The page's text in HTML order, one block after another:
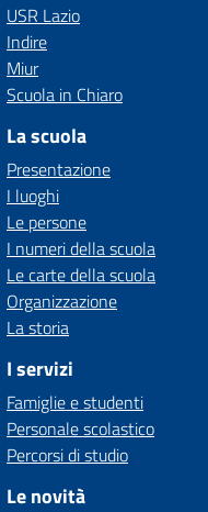
USR Lazio
Indire
Miur
Scuola in Chiaro
La scuola
Presentazione
I luoghi
Le persone
I numeri della scuola
Le carte della scuola
Organizzazione
La storia
I servizi
Famiglie e studenti
Personale scolastico
Percorsi di studio
Le novità